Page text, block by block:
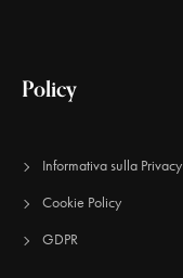
Policy
Informativa sulla Privacy
Cookie Policy
GDPR